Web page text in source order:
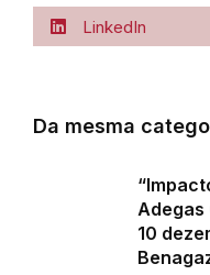
LinkedIn
Da mesma
Adegas
10